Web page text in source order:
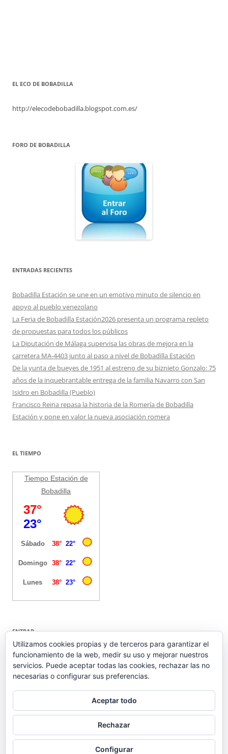
EL ECO DE BOBADILLA
http://elecodebobadilla.blogspot.com.es/
FORO DE BOBADILLA
ENTRADAS RECIENTES
Bobadilla Estación se une en un emotivo minuto de silencio en
apoyo al pueblo venezolano
La Feria de Bobadilla Estación2026 presenta un programa repleto
de propuestas para todos los públicos
La Diputación de Málaga supervisa las obras de mejora en la
carretera MA-4403 junto al paso a nivel de Bobadilla Estación
De la yunta de bueyes de 1951 al estreno de su biznieto Gonzalo: 75
años de la inquebrantable entrega de la familia Navarro con San
Isidro en Bobadilla (Pueblo)
Francisco Reina repasa la historia de la Romería de Bobadilla
Estación y pone en valor la nueva asociación romera
EL TIEMPO
Tiempo Estación de
Bobadilla
ENTRAR
Acceder
Feed de entradas
Feed de comentarios
WordPress.org
Utilizamos cookies propias y de terceros para garantizar el
funcionamiento de la web, medir su uso y mejorar nuestros
servicios. Puede aceptar todas las cookies, rechazar las no
necesarias o configurar sus preferencias.
Aceptar todo
Rechazar
Configurar